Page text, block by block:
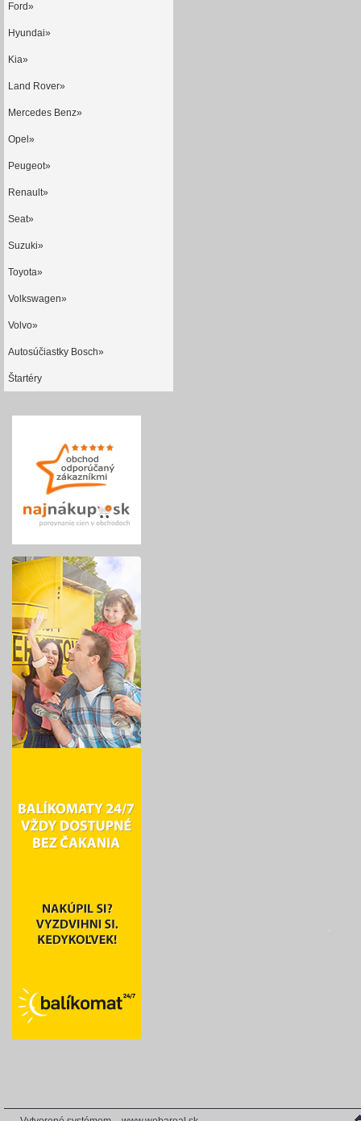
Ford»
Hyundai»
Kia»
Land Rover»
Mercedes Benz»
Opel»
Peugeot»
Renault»
Seat»
Suzuki»
Toyota»
Volkswagen»
Volvo»
Autosúčiastky Bosch»
Štartéry